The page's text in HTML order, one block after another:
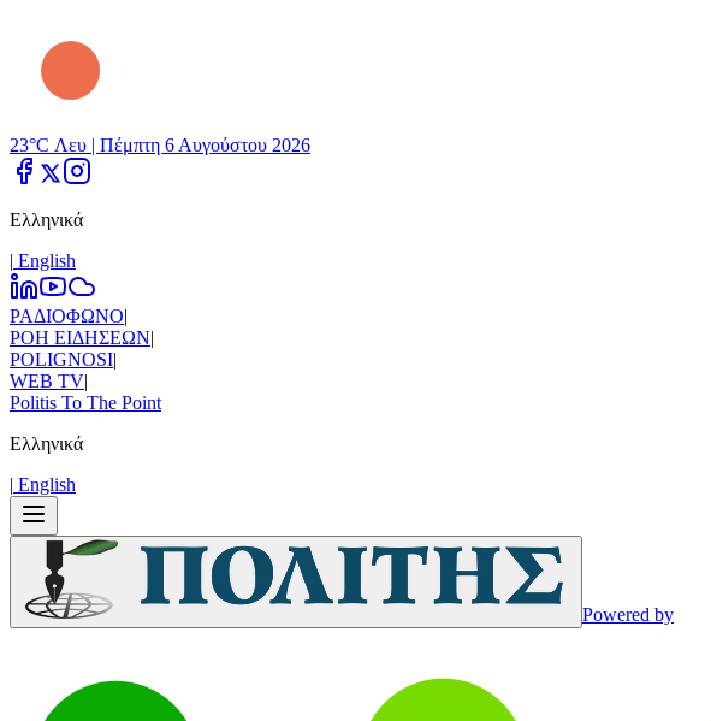
23°C Λευ | Πέμπτη 6 Αυγούστου 2026
Ελληνικά
| Εnglish
ΡΑΔΙΟΦΩΝΟ|
ΡΟΗ ΕΙΔΗΣΕΩΝ|
POLIGNOSI|
WEB TV|
Politis To The Point
Ελληνικά
| Εnglish
Powered by